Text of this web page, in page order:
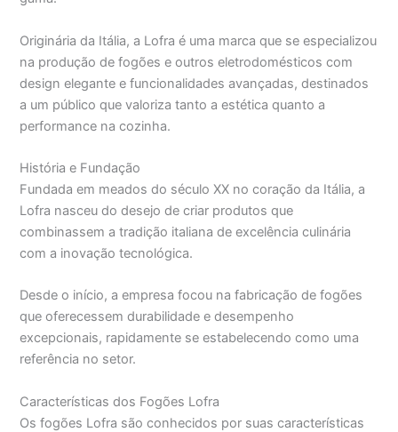
Originária da Itália, a Lofra é uma marca que se especializou
na produção de fogões e outros eletrodomésticos com
design elegante e funcionalidades avançadas, destinados
a um público que valoriza tanto a estética quanto a
performance na cozinha.
História e Fundação
Fundada em meados do século XX no coração da Itália, a
Lofra nasceu do desejo de criar produtos que
combinassem a tradição italiana de excelência culinária
com a inovação tecnológica.
Desde o início, a empresa focou na fabricação de fogões
que oferecessem durabilidade e desempenho
excepcionais, rapidamente se estabelecendo como uma
referência no setor.
Características dos Fogões Lofra
Os fogões Lofra são conhecidos por suas características